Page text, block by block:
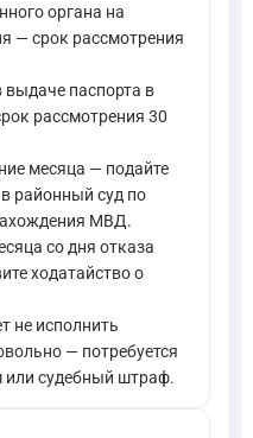
органа на
— срок рассмотрения
паспорта в
рассмотрения 30
месяца — подайте
районный суд по
МВД.
со дня отказа
ходатайство о
не исполнить
— потребуется
или судебный штраф.